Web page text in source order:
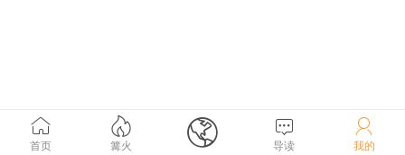

首页

篝火  
导读

我的